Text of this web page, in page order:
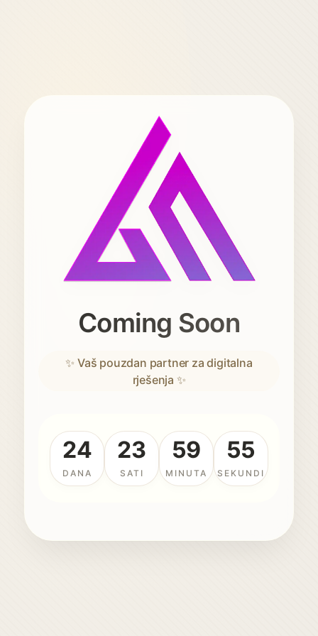
Coming Soon
✨ Vaš pouzdan partner za digitalna
rješenja ✨
24
DANA
23
SATI
59
MINUTA
55
SEKUNDI